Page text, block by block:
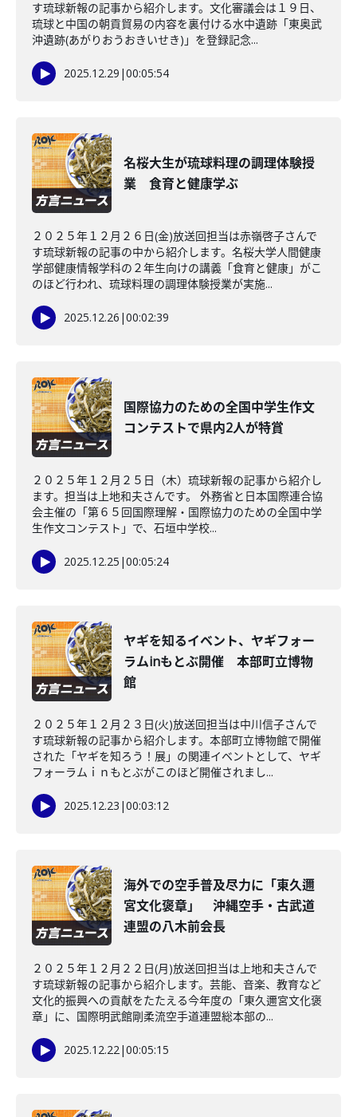
す琉球新報の記事から紹介します。文化審議会は１９日、
琉球と中国の朝貢貿易の内容を裏付ける水中遺跡「東奥武
沖遺跡(あがりおうおきいせき)」を登録記念...
2025.12.29 |00:05:54
名桜大生が琉球料理の調理体験授
業 食育と健康学ぶ
２０２５年１２月２６日(金)放送回担当は赤嶺啓子さんで
す琉球新報の記事の中から紹介します。名桜大学人間健康
学部健康情報学科の２年生向けの講義「食育と健康」がこ
のほど行われ、琉球料理の調理体験授業が実施...
2025.12.26 |00:02:39
国際協力のための全国中学生作文
コンテストで県内2人が特賞
２０２５年１２月２５日（木）琉球新報の記事から紹介し
ます。担当は上地和夫さんです。 外務省と日本国際連合協
会主催の「第６５回国際理解・国際協力のための全国中学
生作文コンテスト」で、石垣中学校...
2025.12.25 |00:05:24
ヤギを知るイベント、ヤギフォー
ラムinもとぶ開催 本部町立博物
館
２０２５年１２月２３日(火)放送回担当は中川信子さんで
す琉球新報の記事から紹介します。本部町立博物館で開催
された「ヤギを知ろう！展」の関連イベントとして、ヤギ
フォーラムｉｎもとぶがこのほど開催されまし...
2025.12.23 |00:03:12
海外での空手普及尽力に「東久邇
宮文化褒章」 沖縄空手・古武道
連盟の八木前会長
２０２５年１２月２２日(月)放送回担当は上地和夫さんで
す琉球新報の記事から紹介します。芸能、音楽、教育など
文化的振興への貢献をたたえる今年度の「東久邇宮文化褒
章」に、国際明武館剛柔流空手道連盟総本部の...
2025.12.22|00:05:15